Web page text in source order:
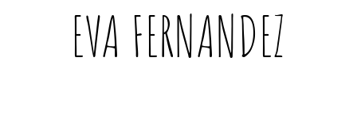
EVA FERNANDEZ